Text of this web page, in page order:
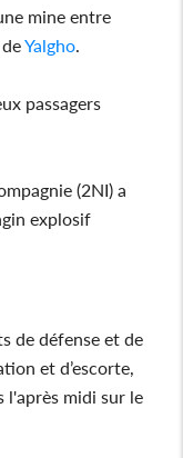
mine entre
deYalgho.
passagers
(2NI) a
explosif
de défense et de
et d’escorte,
l'après midi sur le